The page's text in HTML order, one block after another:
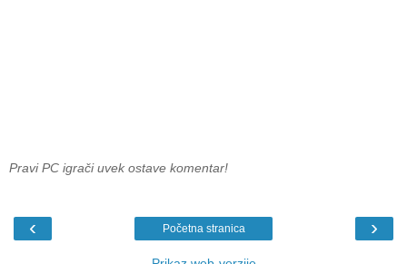
Pravi PC igrači uvek ostave komentar!
‹ ›
Početna stranica